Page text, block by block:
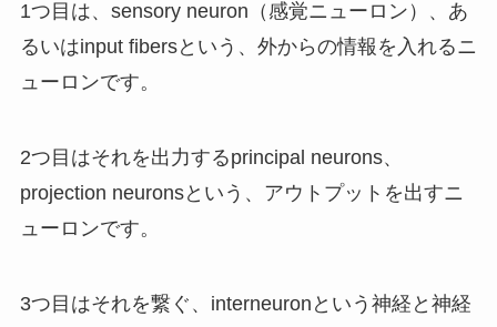
1つ目は、sensory neuron（感覚ニューロン）、あ
るいはinput fibersという、外からの情報を入れるニ
ューロンです。
2つ目はそれを出力するprincipal neurons、
projection neuronsという、アウトプットを出すニ
ューロンです。
3つ目はそれを繋ぐ、interneuronという神経と神経